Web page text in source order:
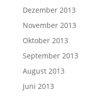
Dezember 2013
November 2013
Oktober 2013
September 2013
August 2013
Juni 2013